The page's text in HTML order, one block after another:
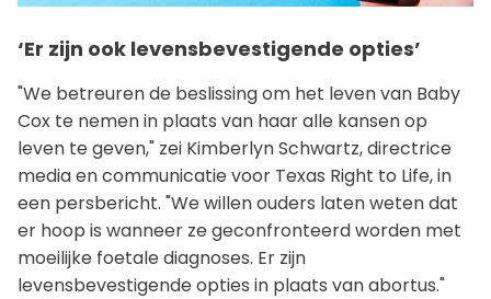
‘Er zijn ook levensbevestigende opties’
"We betreuren de beslissing om het leven van Baby
Cox te nemen in plaats van haar alle kansen op
leven te geven," zei Kimberlyn Schwartz, directrice
media en communicatie voor Texas Right to Life, in
een persbericht. "We willen ouders laten weten dat
er hoop is wanneer ze geconfronteerd worden met
moeilijke foetale diagnoses. Er zijn
levensbevestigende opties in plaats van abortus."